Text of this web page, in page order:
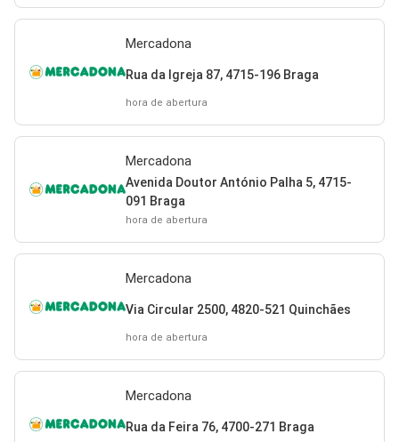
Mercadona
Rua da Igreja 87, 4715-196 Braga
hora de abertura
Mercadona
Avenida Doutor António Palha 5, 4715-
091 Braga
hora de abertura
Mercadona
Via Circular 2500, 4820-521 Quinchães
hora de abertura
Mercadona
Rua da Feira 76, 4700-271 Braga